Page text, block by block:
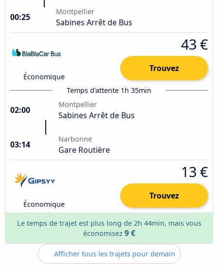
00:25
Montpellier
Sabines Arrêt de Bus
Économique
43 €
Trouvez
Temps d'attente 1h 35min
02:00
Montpellier
Sabines Arrêt de Bus
03:14
Narbonne
Gare Routière
Économique
13 €
Trouvez
Le temps de trajet est plus long de 2h 44min, mais vous
économisez 9 €
Afficher tous les trajets pour demain